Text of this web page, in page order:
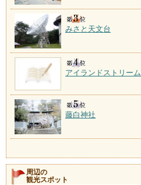
みさと天文台
アイランドストリーム
藤白神社
周辺の
観光スポット